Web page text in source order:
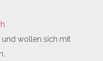
und wollen sich mit